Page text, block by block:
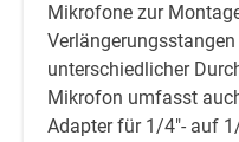
Mikrofone zur
unterschiedlicher
Mikrofon umfasst
Adapter für 1/4"- auf